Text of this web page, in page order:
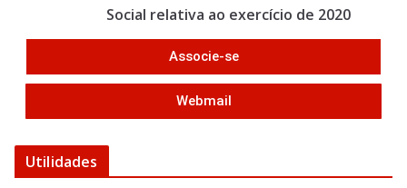
Social relativa ao exercício de 2020
Associe-se
Webmail
Utilidades